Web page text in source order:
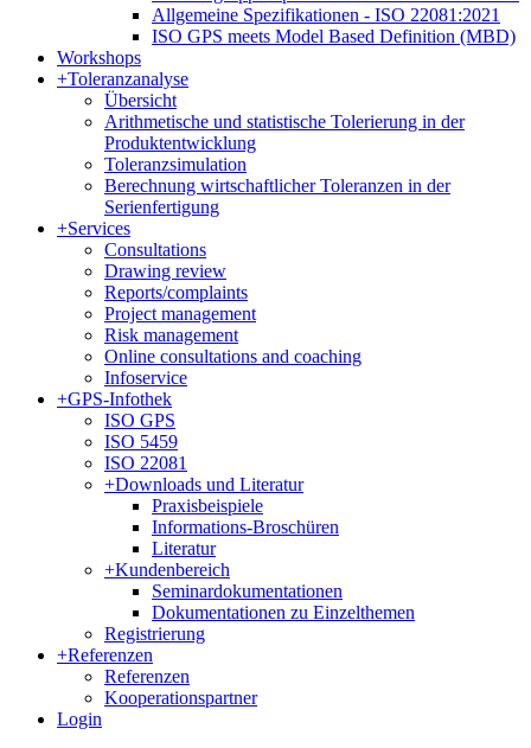
Allgemeine Spezifikationen - ISO 22081:2021
ISO GPS meets Model Based Definition (MBD)
Workshops
+Toleranzanalyse
Übersicht
Arithmetische und statistische Tolerierung in der
Produktentwicklung
Toleranzsimulation
Berechnung wirtschaftlicher Toleranzen in der
Serienfertigung
+Services
Consultations
Drawing review
Reports/complaints
Project management
Risk management
Online consultations and coaching
Infoservice
+GPS-Infothek
ISO GPS
ISO 5459
ISO 22081
+Downloads und Literatur
Praxisbeispiele
Informations-Broschüren
Literatur
+Kundenbereich
Seminardokumentationen
Dokumentationen zu Einzelthemen
Registrierung
+Referenzen
Referenzen
Kooperationspartner
Login